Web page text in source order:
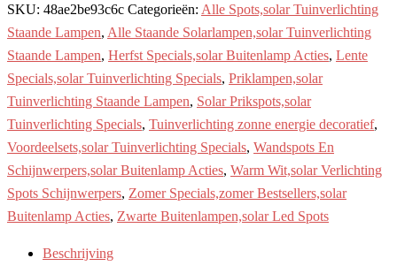
SKU: 48ae2be93c6c Categorieën: Alle Spots,solar Tuinverlichting
Staande Lampen, Alle Staande Solarlampen,solar Tuinverlichting
Staande Lampen, Herfst Specials,solar Buitenlamp Acties, Lente
Specials,solar Tuinverlichting Specials, Priklampen,solar
Tuinverlichting Staande Lampen, Solar Prikspots,solar
Tuinverlichting Specials, Tuinverlichting zonne energie decoratief,
Voordeelsets,solar Tuinverlichting Specials, Wandspots En
Schijnwerpers,solar Buitenlamp Acties, Warm Wit,solar Verlichting
Spots Schijnwerpers, Zomer Specials,zomer Bestsellers,solar
Buitenlamp Acties, Zwarte Buitenlampen,solar Led Spots
Beschrijving